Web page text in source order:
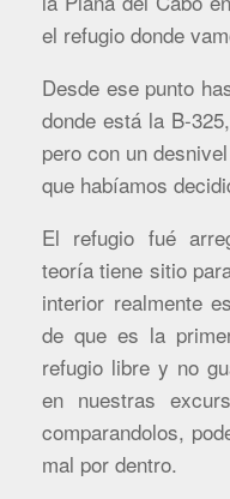
el refugio donde
Desde ese punto
donde está la B-
pero con un
que habíamos
El refugio fué
teoría tiene sitio
interior realmente
de que es la
refugio libre y no
en nuestras
comparandolos,
mal por dentro.